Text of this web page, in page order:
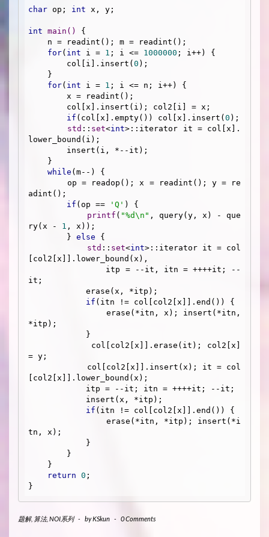
char op; int x, y;
int main ()
{
for( int i = 1 ; i <= 1000000 ; i++) {
        col[i].insert(
0 );
for( int i = 1 ; i <= n; i++) {
if (col[x].empty()) col[x].insert( 0 );
std :: set<int>::iterator it = col[x].
lower_bound(i);
while (m--) {
adint();
if (op == 'Q' ) {
printf ( "%d\n" , query(y, x) - que
ry(x - 1 , x));
        }
else {
std :: set<int>::iterator it = col
[col2[x]].lower_bound(x),
it;
if (itn != col[col2[x]].end()) {
*itp);
= y;
[col2[x]].lower_bound(x);
if (itn != col[col2[x]].end()) {
tn, x);
return 0 ;
题解, 算法, NOI系列 - byKSkun - 0 Comments